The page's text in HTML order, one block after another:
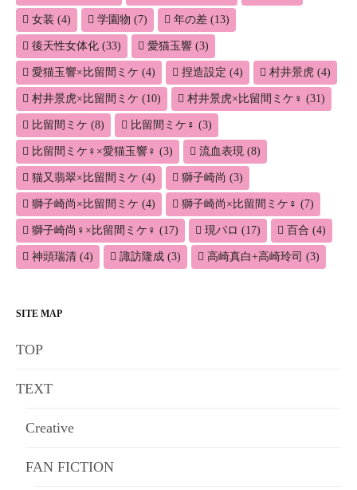
女装 (4) 学園物 (7) 年の差 (13)
後天性女体化 (33) 愛猫玉響 (3)
愛猫玉響×比留間ミケ (4) 捏造設定 (4) 村井景虎 (4)
村井景虎×比留間ミケ (10) 村井景虎×比留間ミケ♀ (31)
比留間ミケ (8) 比留間ミケ♀ (3)
比留間ミケ♀×愛猫玉響♀ (3) 流血表現 (8)
猫又翡翠×比留間ミケ (4) 獅子崎尚 (3)
獅子崎尚×比留間ミケ (4) 獅子崎尚×比留間ミケ♀ (7)
獅子崎尚♀×比留間ミケ♀ (17) 現パロ (17) 百合 (4)
神頭瑞清 (4) 諏訪隆成 (3) 高崎真白+高崎玲司 (3)
SITE MAP
TOP
TEXT
Creative
FAN FICTION